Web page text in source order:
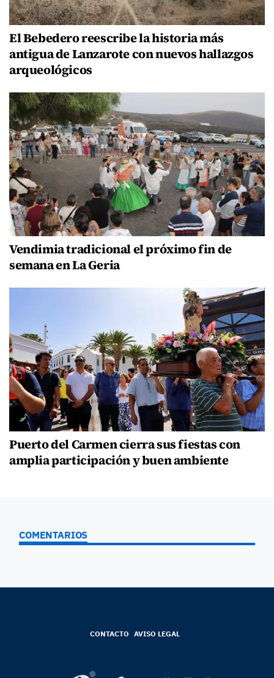
El Bebedero reescribe la historia más
antigua de Lanzarote con nuevos hallazgos
arqueológicos
Vendimia tradicional el próximo fin de
semana en La Geria
Puerto del Carmen cierra sus fiestas con
amplia participación y buen ambiente
COMENTARIOS
CONTACTO AVISO LEGAL